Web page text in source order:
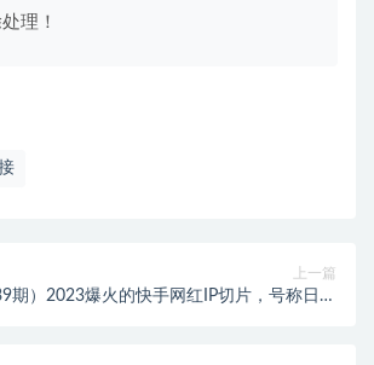
理！
上一篇
期）2023爆火的快手网红IP切片，号称日佣